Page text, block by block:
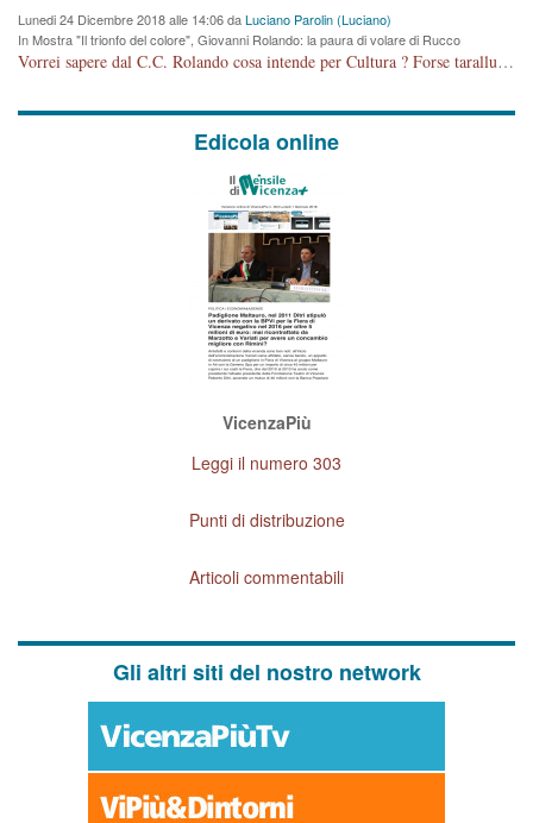
Lunedi 24 Dicembre 2018 alle 14:06 daLuciano Parolin (Luciano)
In Mostra "Il trionfo del colore", Giovanni Rolando: la paura di volare di Rucco
Vorrei sapere dal C.C. Rolando cosa intende per Cultura ? Forse tarallucci, vino e sagre, o spaghetti tricolori del PD ? Il continuo (s)parlare della mostra a Palazzo Chiericati caro consigliere DANNEGGIA FORTEMENTE l'immagine della città TUTTA e fa deviare i consensi che in RUSSIA (badi bene ex U.R.S.S.) sono ECCELLENTI. A livello artistico l'evento è di alta Valenza culturale, COMPITO di Tutta la Cittadinanza fare il possibile per propagandare l'iniziativa senza farne UN CASO PARTITICO come fa Lei da sempre. Meno Gazebo + Partecipazione! E così sia. Amen.
Edicola online
VicenzaPiù
Leggi il numero 303
Punti di distribuzione
Articoli commentabili
Gli altri siti del nostro network